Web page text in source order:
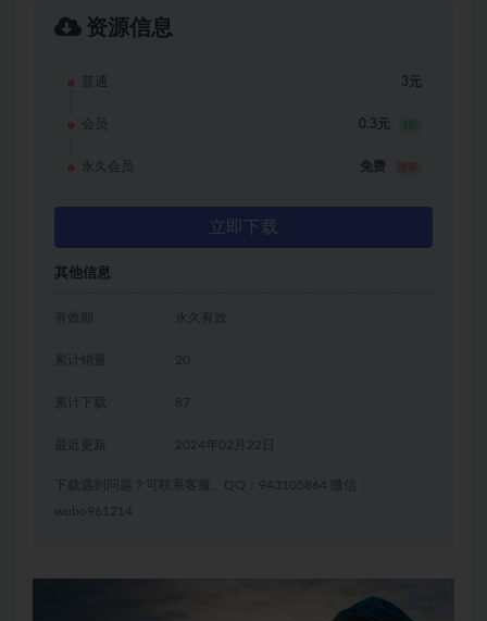
资源信息
普通 3元
会员 0.3元 1折
永久会员 免费
立即下载
其他信息
有效期 永久有效
累计销量 20
累计下载 87
2024年02月22日
下载遇到问题？可联系客服。QQ：943105864 微信：
wubo961214